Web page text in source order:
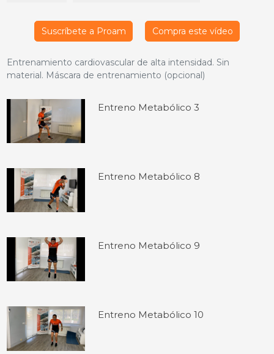
Suscríbete a Proam Compra este vídeo
Entrenamiento cardiovascular de alta intensidad. Sin
material. Máscara de entrenamiento (opcional)
Entreno Metabólico 3
Entreno Metabólico 8
Entreno Metabólico 9
Entreno Metabólico 10